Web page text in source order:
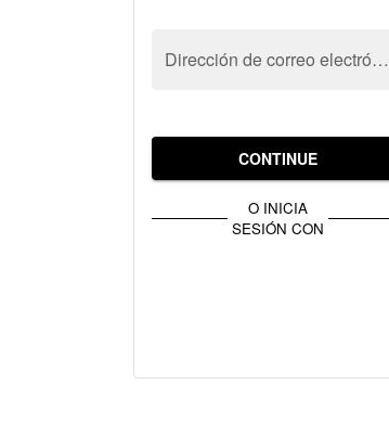
Dirección de correo electrónico
CONTINUE
O INICIA
SESIÓN CON